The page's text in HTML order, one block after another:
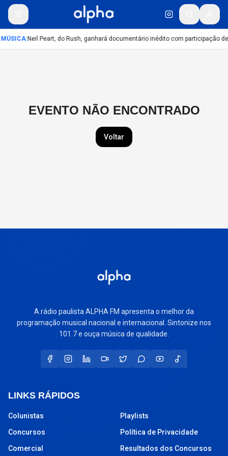
MÚSICA:Neil Peart, do Rush, ganhará documentário inédito com participação
EVENTO NÃO ENCONTRADO
Voltar
A rádio paulista ALPHA FM apresenta o melhor da
programação musical nacional e internacional. Sintonize nos
101.7 e ouça música de qualidade.
LINKS RÁPIDOS
Colunistas
Concursos
Comercial
Playlists
Política de Privacidade
Resultados dos Concursos